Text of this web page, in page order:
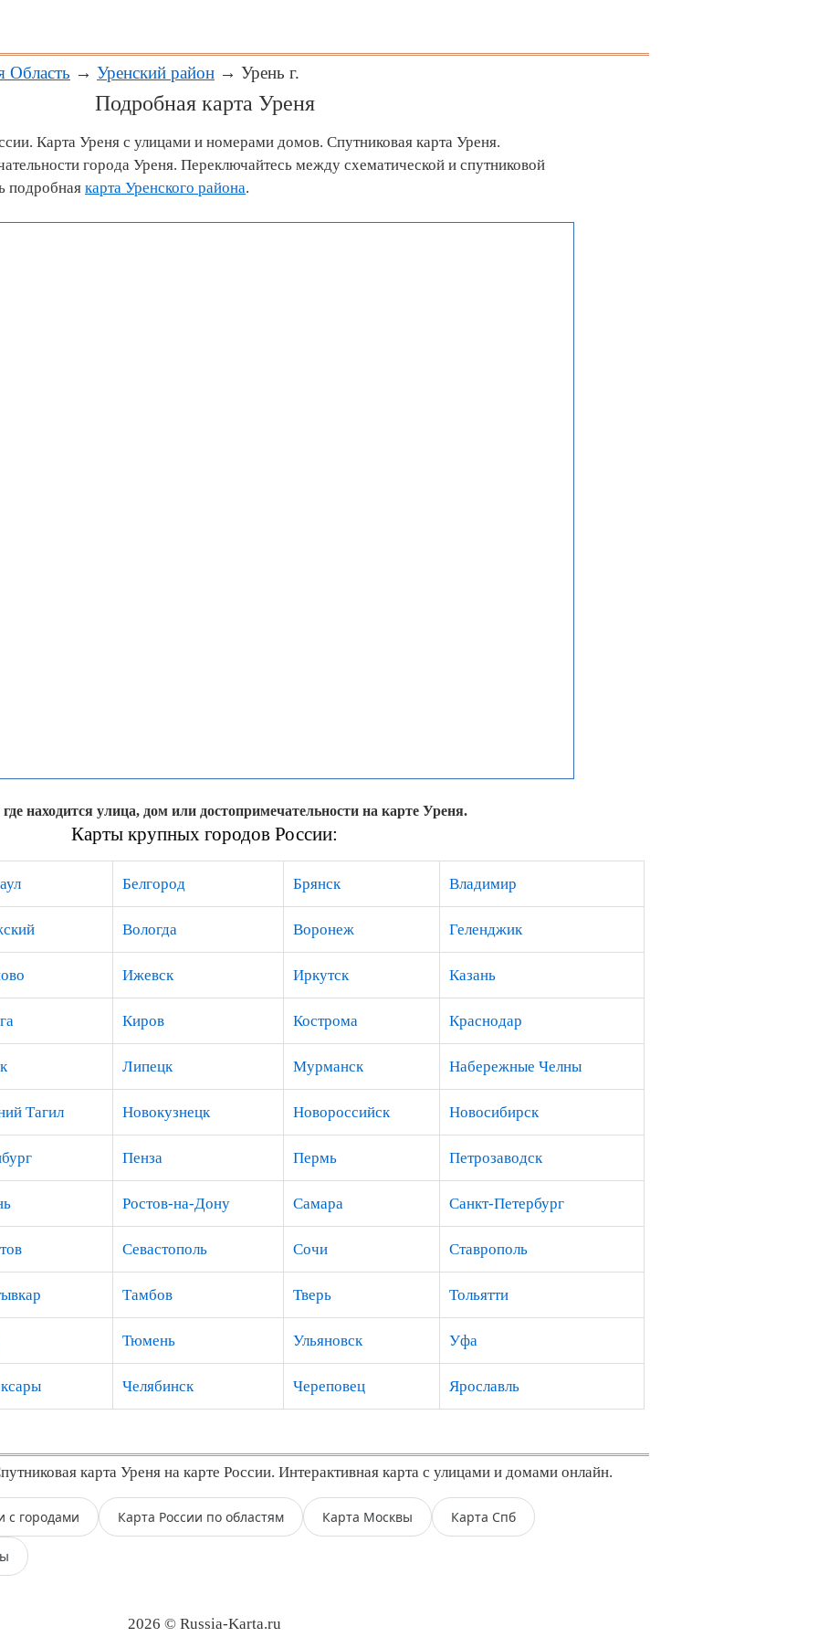
Область → Уренский район → Урень г.
Подробная карта Уреня
Карта Уреня с улицами и номерами домов. Спутниковая карта Уреня.
города Уреня. Переключайтесь между схематической и спутниковой
подробная карта Уренского района.
находится улица, дом или достопримечательности на карте Уреня.
Карты крупных городов России:
Белгород Брянск Владимир
Вологда Воронеж Геленджик
Ижевск Иркутск Казань
Киров Кострома Краснодар
Липецк Мурманск Набережные Челны
Тагил Новокузнецк Новороссийск Новосибирск
Пенза Пермь Петрозаводск
Ростов-на-Дону Самара Санкт-Петербург
Севастополь Сочи Ставрополь
Тамбов Тверь Тольятти
Тюмень Ульяновск Уфа
Челябинск Череповец Ярославль
карта Уреня на карте России. Интерактивная карта с улицами и домами онлайн.
с городами Карта России по областям Карта Москвы Карта Спб
2026 © Russia-Karta.ru